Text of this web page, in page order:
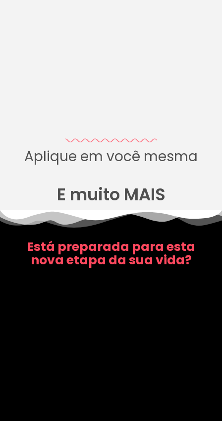
Aplique em você mesma
E muito MAIS
Está preparada para esta
nova etapa da sua vida?